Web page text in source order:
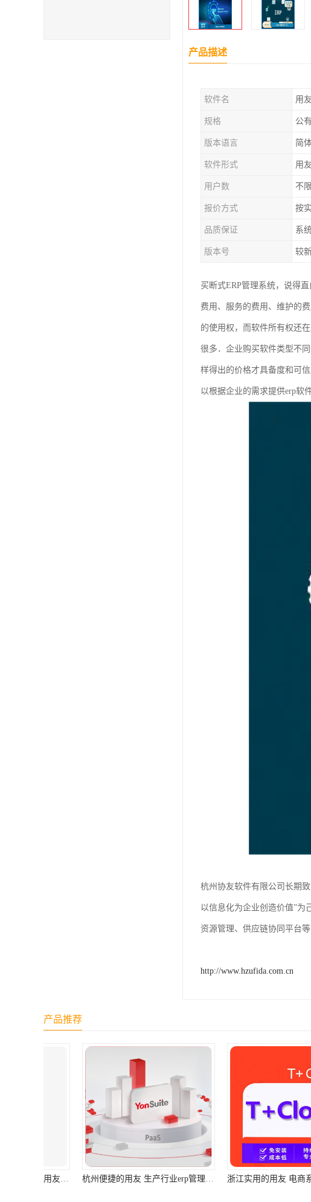
产品描述
软件名 用友
规格 公
版本语言 简
软件形式 用
用户数 不限
报价方式 按
品质保证 系
版本号 较
买断式ERP管理系统，说得
费用、服务的费用、维护的
的使用权，而软件所有权还
很多．企业购买软件类型不
样得出的价格才具备度和可
以根据企业的需求提供erp软
杭州协友软件有限公司长期
以信息化为企业创造价值”为
资源管理、供应链协同平台
http://www.hzufida.com.cn
产品推荐
杭州便捷的用友 生产行业erp管理系统免费下载